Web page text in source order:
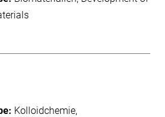
Kolloidchemie